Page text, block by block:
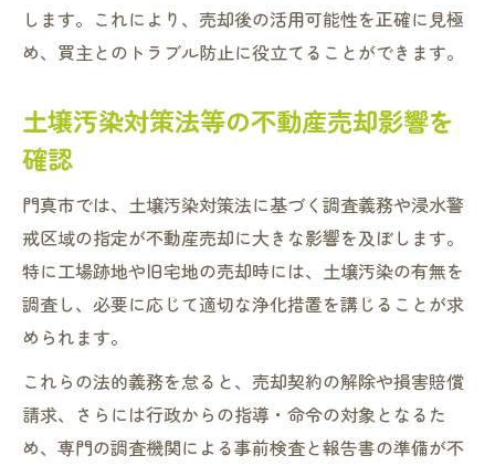
します。これにより、売却後の活用可能性を正確に見極
め、買主とのトラブル防止に役立てることができます。
土壌汚染対策法等の不動産売却影響を
確認
門真市では、土壌汚染対策法に基づく調査義務や浸水警
戒区域の指定が不動産売却に大きな影響を及ぼします。
特に工場跡地や旧宅地の売却時には、土壌汚染の有無を
調査し、必要に応じて適切な浄化措置を講じることが求
められます。
これらの法的義務を怠ると、売却契約の解除や損害賠償
請求、さらには行政からの指導・命令の対象となるた
め、専門の調査機関による事前検査と報告書の準備が不